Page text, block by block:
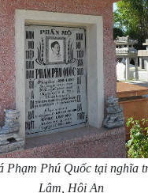
Phạm Phú Quốc tại nghĩa
Lâm, Hội An